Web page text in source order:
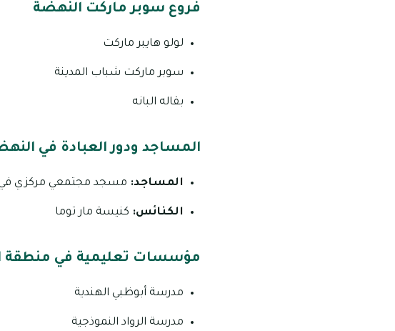
فروع سوبر ماركت النهضة
لولو هايبر ماركت
سوبر ماركت شباب المدينة
بقاله البانه
المساجد ودور العبادة في
المساجد: مسجد مجتمعي مركزي في
الكنائس: كنيسة مار توما
مؤسسات تعليمية في منطقة
مدرسة أبوظبي الهندية
مدرسة الرواد النموذجية